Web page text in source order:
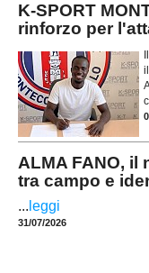
K-SPORT
rinforzo per
ALMA FANO, il
tra campo e
... leggi
31/07/2026